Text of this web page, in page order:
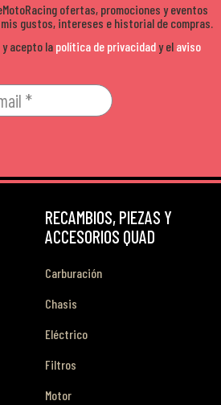
ofertas, promociones y eventos
gustos, intereses e historial de compras.
y acepto la política de privacidady el aviso
RECAMBIOS, PIEZAS Y
ACCESORIOS QUAD
Carburación
Chasis
Eléctrico
Filtros
Motor